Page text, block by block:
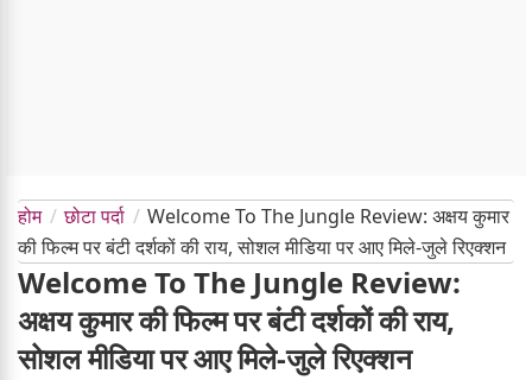
होम छोटा पर्दा
Welcome To The Jungle Review: अक्षय कुमार
की फिल्म पर बंटी दर्शकों की राय, सोशल मीडिया पर आए मिले-जुले रिएक्शन
Welcome To The Jungle Review:
अक्षय कुमार की फिल्म पर बंटी दर्शकों की राय,
सोशल मीडिया पर आए मिले-जुले रिएक्शन